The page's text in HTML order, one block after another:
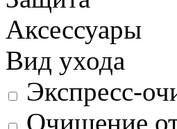
Аксессуары
Вид ухода
Экспресс-
Очищение